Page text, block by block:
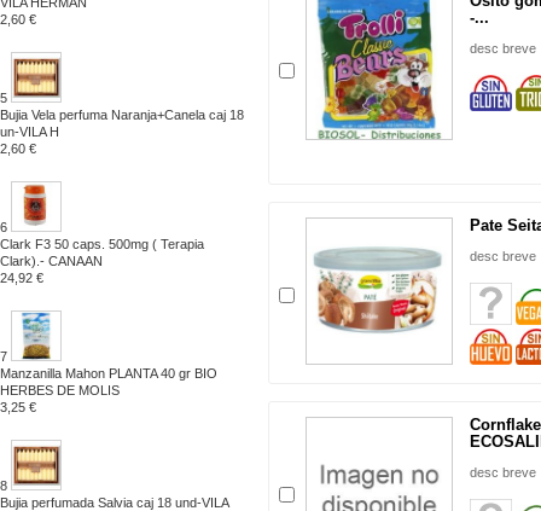
2,60 €
5
Bujia Vela perfuma Naranja+Canela caj 18
un-VILA H
2,60 €
6
Clark F3 50 caps. 500mg ( Terapia
Clark).- CANAAN
24,92 €
7
Manzanilla Mahon PLANTA 40 gr BIO
HERBES DE MOLIS
3,25 €
8
Bujia perfumada Salvia caj 18 und-VILA
-...
desc breve
Pate
desc breve
desc breve